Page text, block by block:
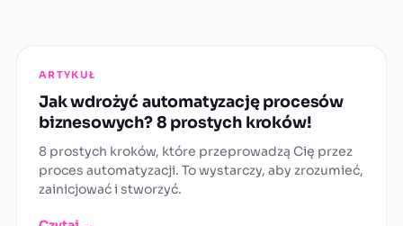
ARTYKUŁ
Jak wdrożyć automatyzację procesów
biznesowych? 8 prostych kroków!
8 prostych kroków, które przeprowadzą Cię przez
proces automatyzacji. To wystarczy, aby zrozumieć,
zainicjować i stworzyć.